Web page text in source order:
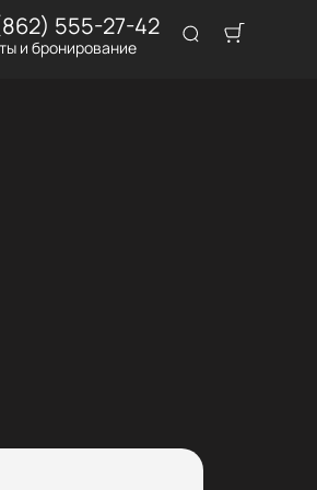
555-27-42
и бронирование